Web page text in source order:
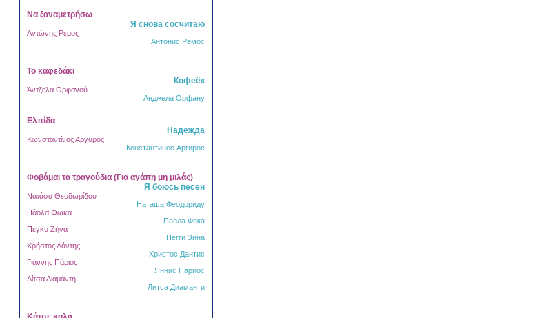
Να ξαναμετρήσω
Я снова сосчитаю
Αντώνης Ρέμος
Антонис Ремос
Το καφεδάκι
Кофеёк
Άντζελα Ορφανού
Анджела Орфану
Ελπίδα
Надежда
Κωνσταντίνος Αργυρός
Константинос Аргирос
Φοβάμαι τα τραγούδια (Για αγάπη μη μιλάς)
Я боюсь песен
Νατάσα Θεοδωρίδου
Наташа Феодориду
Πάολα Φωκά
Паола Фока
Πέγκυ Ζήνα
Пегги Зина
Χρήστος Δάντης
Христос Дантис
Γιάννης Πάριος
Яннис Париос
Λίτσα Διαμάντη
Литса Диаманти